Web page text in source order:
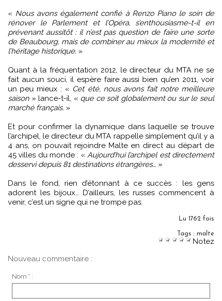
« Nous avons également confié à Renzo Piano le soin de
rénover le Parlement et l’Opéra, s’enthousiasme-t-il en
prévenant aussitôt : il n’est pas question de faire une sorte
de Beaubourg, mais de combiner au mieux la modernité et
l’héritage historique. »
Quant à la fréquentation 2012, le directeur du MTA ne se
fait aucun souci, il espère faire aussi bien qu’en 2011, voir
un peu mieux : « Cet été, nous avons fait notre meilleure
saison » lance-t-il, « que ce soit globalement ou sur le seul
marché français. »
Et pour confirmer la dynamique dans laquelle se trouve
l’archipel, le directeur du MTA rappelle simplement qu’il y a
4 ans, on pouvait rejoindre Malte en direct au départ de
45 villes du monde : « Aujourd’hui l’archipel est directement
desservi depuis 81 destinations étrangères… »
Dans le fond, rien d’étonnant à ce succès : les gens
adorent les bijoux… D’ailleurs, les russes commencent à
venir, c’est un signe qui ne trompe pas.
Lu 1762 fois
Tags : malte
Notez
Nouveau commentaire :
Nom * :